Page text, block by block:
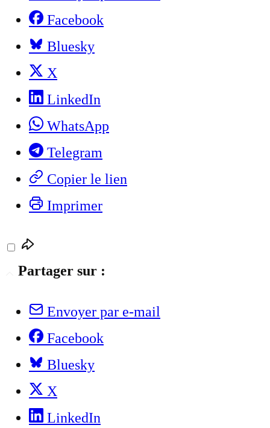
Facebook
Bluesky
X
LinkedIn
WhatsApp
Telegram
Copier le lien
Imprimer
Partager sur :
Envoyer par e-mail
Facebook
Bluesky
X
LinkedIn